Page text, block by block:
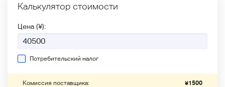
Калькулятор стоимости
Цена (¥):
Потребительский налог
Комиссия поставщика: ¥1500